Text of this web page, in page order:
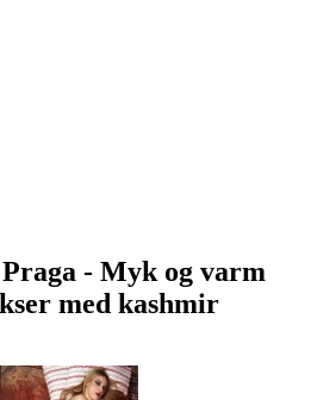
- Myk og varm
med kashmir